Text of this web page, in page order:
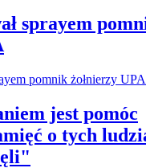
sprayem
jest pomóc
o tych